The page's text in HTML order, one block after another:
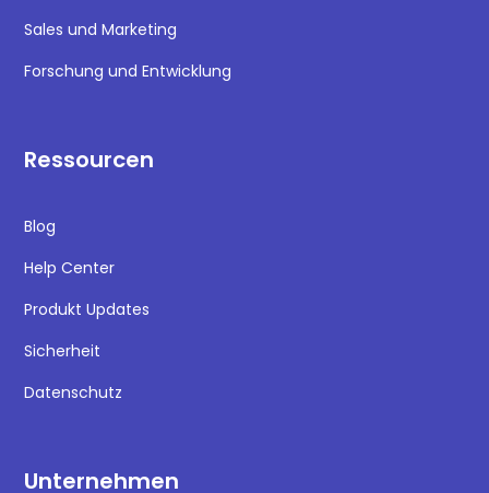
Sales und Marketing
Forschung und Entwicklung
Ressourcen
Blog
Help Center
Produkt Updates
Sicherheit
Datenschutz
Unternehmen